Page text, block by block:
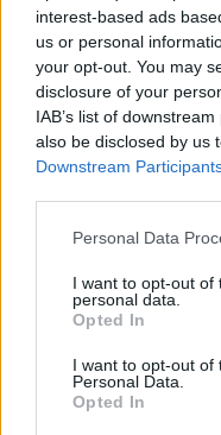
interest-based ads
us or personal
your opt-out. You may
disclosure of your
IAB’s list of
also be disclosed by us
Downstream
Personal Data
I want to opt-out of
personal data.
Opted In
I want to opt-out of
Personal Data.
Opted In
Jos video ei näy, voit
YouTubessa.
Edellinen artikkeli
Jesse Joensuulta
eläytymistä – kannusti
seisomakatsomossa Ässiä